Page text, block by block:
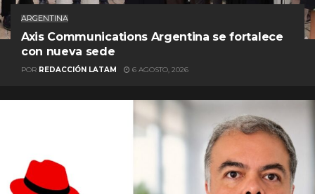
ARGENTINA
Axis Communications Argentina se fortalece
con nueva sede
POR REDACCIÓN LATAM 6 AGOSTO, 2026